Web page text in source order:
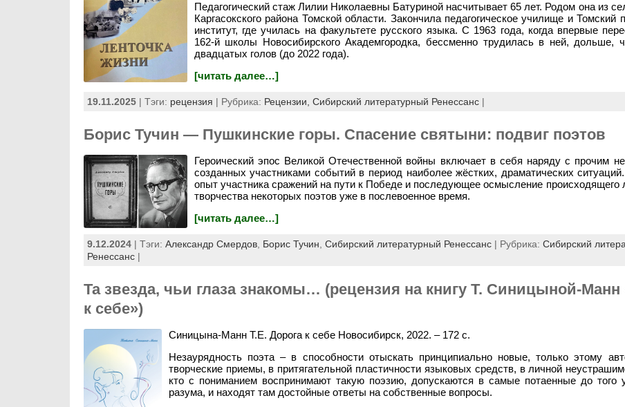
Педагогический стаж Лилии Николаевны Батуриной насчитывает 65 лет. Родом она из
Каргасокского района Томской области. Закончила педагогическое училище и Томский
институт, где училась на факультете русского языка. С 1963 года, когда впервые
162-й школы Новосибирского Академгородка, бессменно трудилась в ней, дольше,
двадцатых голов (до 2022 года).
[читать далее…]
19.11.2025| Тэги: рецензия | Рубрика: Рецензии, Сибирский литературный Ренессанс|
Борис Тучин — Пушкинские горы. Спасение святыни: подвиг поэтов
Героический эпос Великой Отечественной войны включает в себя наряду с прочим
созданных участниками событий в период наиболее жёстких, драматических
опыт участника сражений на пути к Победе и последующее осмысление происходящего
творчества некоторых поэтов уже в послевоенное время.
[читать далее…]
9.12.2024| Тэги: Александр Смердов, Борис Тучин Сибирский литературный Ренессанс| Рубрика: Сибирский
Ренессанс|
Та звезда, чьи глаза знакомы… (рецензия на книгу Т. Синицыной-Манн
к себе»)
Синицына-Манн Т.Е. Дорога к себе Новосибирск, 2022. – 172 с.
Незаурядность поэта – в способности отыскать принципиально новые, только этому
творческие приемы, в притягательной пластичности языковых средств, в личной
кто с пониманием воспринимают такую поэзию, допускаются в самые потаенные до того
разума, и находят там достойные ответы на собственные вопросы.